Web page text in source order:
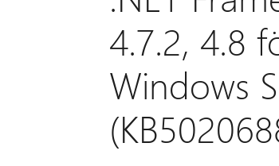
4.7.2, 4.8
Windows